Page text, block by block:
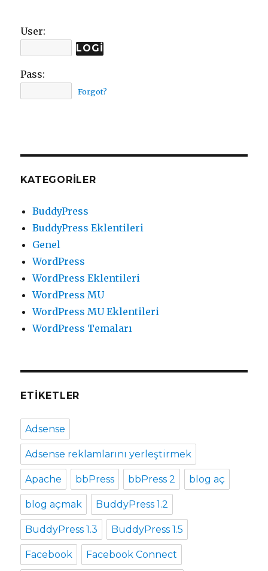
User:
Pass:
Forgot?
KATEGORILER
BuddyPress
BuddyPress Eklentileri
Genel
WordPress
WordPress Eklentileri
WordPress MU
WordPress MU Eklentileri
WordPress Temaları
ETIKETLER
Adsense
Adsense reklamlarını yerleştirmek
Apache bbPress bbPress 2 blog aç
blog açmak BuddyPress 1.2
BuddyPress 1.3 BuddyPress 1.5
Facebook Facebook Connect